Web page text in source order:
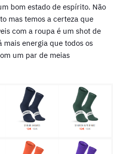
bom estado de espírito. Não
mas temos a certeza que
com a roupa é um shot de
energia que todos os
um par de meias